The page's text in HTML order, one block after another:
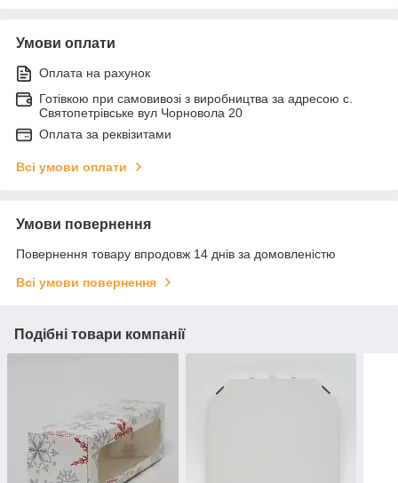
Умови оплати
Оплата на рахунок
Готівкою при самовивозі з виробництва за адресою с.
Святопетрівське вул Чорновола 20
Оплата за реквізитами
Всі умови оплати
Умови повернення
Повернення товару впродовж 14 днів за домовленістю
Всі умови повернення
Подібні товари компанії